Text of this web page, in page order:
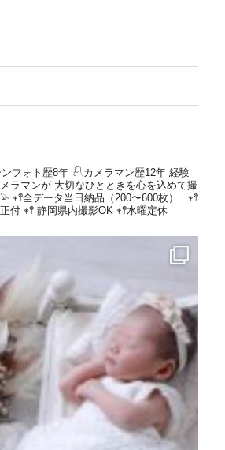
フォト歴8年𓍯カメラマン歴12年経験
ラマンが大切なひとときを心を込めて撮
𓅫𖥧𖤣全データ当日納品（200〜600枚）
𖥧𖤣
付𖥧𖤣 静岡県内撮影OK 𖥧𖤣水曜定休